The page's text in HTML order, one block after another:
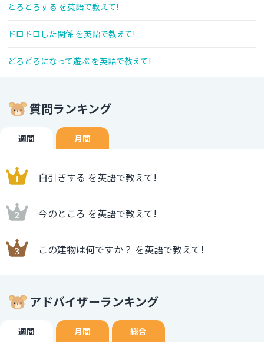
とろとろする を英語で教えて!
ドロドロした関係 を英語で教えて!
どろどろになって遊ぶ を英語で教えて!
質問ランキング
週間 月間
自引きする を英語で教えて!
今のところ を英語で教えて!
この建物は何ですか？ を英語で教えて!
アドバイザーランキング
週間 月間 総合